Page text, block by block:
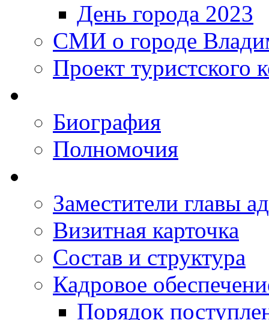
День города 2023
СМИ о городе
Проект туристского
Биография
Полномочия
Заместители главы
Визитная карточка
Состав и структура
Кадровое
Порядок